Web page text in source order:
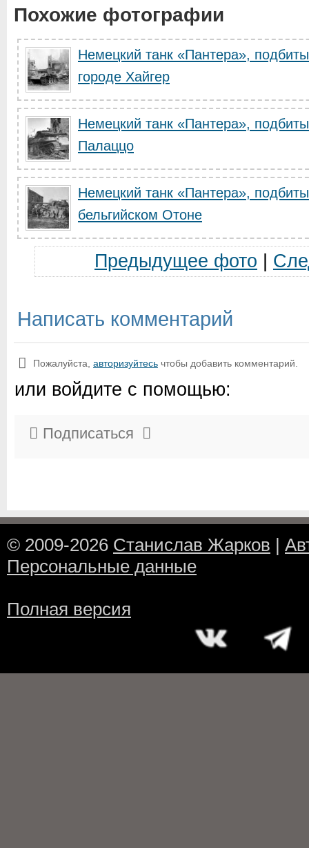
Похожие фотографии
Немецкий танк «Пантера»,
городе Хайгер
Немецкий танк «Пантера»,
Палаццо
Немецкий танк «Пантера»,
бельгийском Отоне
Предыдущее фото
Написать комментарий
Пожалуйста, авторизуйтесь чтобы добавить комментарий.
или войдите с помощью:
Подписаться
© 2009-2026 Станислав Жарков |
Персональные данные
Полная версия